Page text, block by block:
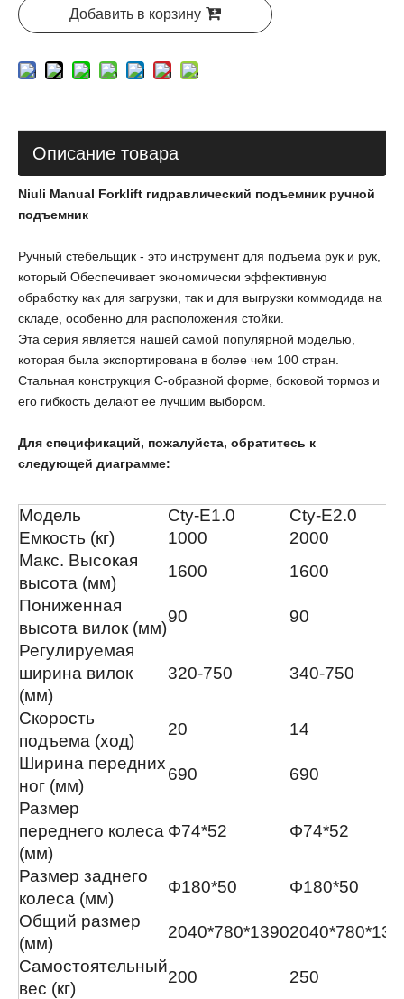
Добавить в корзину
Описание товара
Niuli Manual Forklift гидравлический подъемник ручной
подъемник
Ручный стебельщик - это инструмент для подъема рук и рук,
который Обеспечивает экономически эффективную
обработку как для загрузки, так и для выгрузки коммодида на
складе, особенно для расположения стойки.
Эта серия является нашей самой популярной моделью,
которая была экспортирована в более чем 100 стран.
Стальная конструкция C-образной форме, боковой тормоз и
его гибкость делают ее лучшим выбором.
Для спецификаций, пожалуйста, обратитесь к
следующей диаграмме:
Модель Cty-E1.0
Cty-E2.0
Емкость (кг)
1000
2000
Макс. Высокая
высота (мм)
1600
1600
Пониженная
высота вилок (мм)
90
90
Регулируемая
ширина вилок
(мм)
320-750 340-750
Скорость
подъема (ход)
20
14
Ширина передних
ног (мм)
690
690
Размер
переднего колеса
(мм)
Φ74*52 Φ74*52
Размер заднего
колеса (мм)
Φ180*50
Φ180*50
Общий размер
(мм)
2040*780*1390
Самостоятельный
вес (кг)
200 250